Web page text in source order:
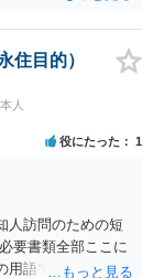
住目的）
人
役にたった 1
人訪問のための短
要書類全部ここに
語で検索すると